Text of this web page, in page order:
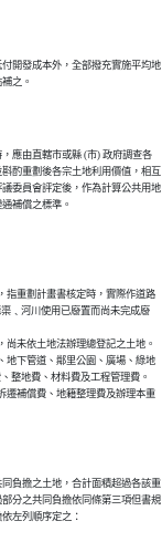
開發成本外，全部撥充實施平均地
之。
應由直轄市或縣 (市) 政府調查各
酌重劃後各宗土地利用價值，相互
委員會評定後，作為計算公共用地
指重劃計畫書核定時，實際作道路
渠﹑河川使用已廢置而尚未完成廢
尚未依土地法辦理總登記之土地。
地下管道、鄰里公園、廣場、綠地
整地費、材料費及工程管理費。
遷補償費、地籍整理費及辦理本重
負擔之土地，合計面積超過各該重
分之共同負擔依同條第三項但書規
左列順序定之：